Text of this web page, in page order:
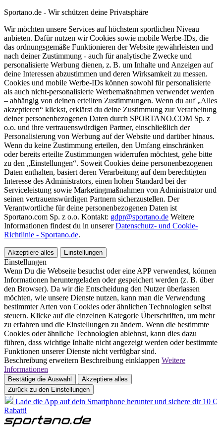
Sportano.de - Wir schützen deine Privatsphäre
Wir möchten unsere Services auf höchstem sportlichen Niveau
anbieten. Dafür nutzen wir Cookies sowie mobile Werbe-IDs, die
das ordnungsgemäße Funktionieren der Website gewährleisten und
nach deiner Zustimmung - auch für analytische Zwecke und
personalisierte Werbung dienen, z. B. um Inhalte und Anzeigen auf
deine Interessen abzustimmen und deren Wirksamkeit zu messen.
Cookies und mobile Werbe-IDs können sowohl für personalisierte
als auch nicht-personalisierte Werbemaßnahmen verwendet werden
– abhängig von deinen erteilten Zustimmungen. Wenn du auf „Alles
akzeptieren“ klickst, erklärst du deine Zustimmung zur Verarbeitung
deiner personenbezogenen Daten durch SPORTANO.COM Sp. z
o.o. und ihre vertrauenswürdigen Partner, einschließlich der
Personalisierung von Werbung auf der Website und darüber hinaus.
Wenn du keine Zustimmung erteilen, den Umfang einschränken
oder bereits erteilte Zustimmungen widerrufen möchtest, gehe bitte
zu den „Einstellungen“. Soweit Cookies deine personenbezogenen
Daten enthalten, basiert deren Verarbeitung auf dem berechtigten
Interesse des Administrators, einen hohen Standard bei der
Serviceleistung sowie Marketingmaßnahmen von Administrator und
seinen vertrauenswürdigen Partnern sicherzustellen. Der
Verantwortliche für deine personenbezogenen Daten ist
Sportano.com Sp. z o.o. Kontakt: gdpr@sportano.de Weitere
Informationen findest du in unsererDatenschutz- und Cookie-
Richtlinie - Sportano.de.
Akzeptiere alles Einstellungen
Einstellungen
Wenn Du die Webseite besuchst oder eine APP verwendest, können
Informationen heruntergeladen oder gespeichert werden (z. B. über
den Browser). Da wir die Entscheidung den Nutzer überlassen
möchten, wie unsere Dienste nutzen, kann man die Verwendung
bestimmter Arten von Cookies oder ähnlichen Technologien selbst
steuern. Klicke auf die einzelnen Kategorie Überschriften, um mehr
zu erfahren und die Einstellungen zu ändern. Wenn die bestimmte
Cookies oder ähnliche Technologien ablehnst, kann dies dazu
führen, dass wichtige Inhalte nicht angezeigt werden oder bestimmte
Funktionen unserer Dienste nicht verfügbar sind.
Beschreibung erweitern Beschreibung einklappen Weitere
Informationen
Bestätige die Auswahl
Akzeptiere alles
Zurück zu den Einstellungen
Lade die App auf dein Smartphone herunter und sichere dir 10 €
Rabatt!